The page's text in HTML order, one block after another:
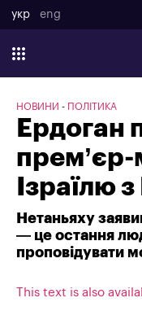
укр eng
НОВИНИ ПОЛІТИКА
Ердоган
прем’єр-
Ізраїлю
Нетаньяху
— це остання
проповідувати
This text is also